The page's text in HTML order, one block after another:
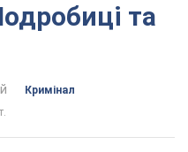
та
Кримінал